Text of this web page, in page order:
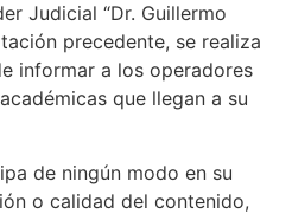
Judicial “Dr. Guillermo
precedente, se realiza
informar a los operadores
que llegan a su
de ningún modo en su
o calidad del contenido,